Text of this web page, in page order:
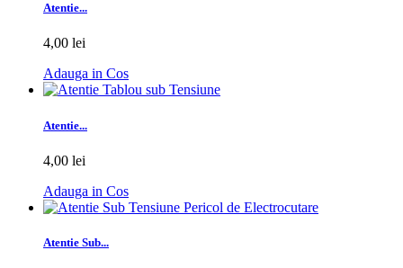
Atentie...
4,00 lei
Adauga in Cos
Atentie...
4,00 lei
Adauga in Cos
Atentie Sub...